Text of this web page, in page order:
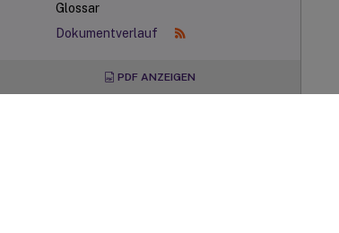
Glossar
Dokumentverlauf
PDF ANZEIGEN